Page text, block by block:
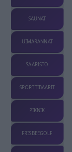
SAUNAT
UIMARANNAT
SAARISTO
SPORTTIBAARIT
PIKNIK
FRISBEEGOLF